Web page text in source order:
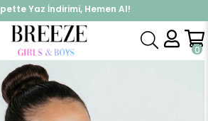
Yaz İndirimi, Hemen Al!
%10 İndirimi Kap, Hemen Üye Ol!
0
Giyim Tişört